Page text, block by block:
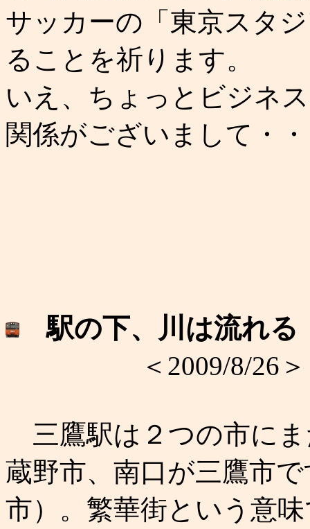
サッカーの「東京スタ
ることを祈ります。
いえ、ちょっとビジネ
関係がございまして・
駅の下、川は流れる
＜2009/8/26＞
三鷹駅は２つの市に
蔵野市、南口が三鷹市
市）。繁華街という意